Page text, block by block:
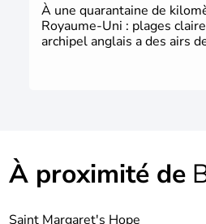
À une quarantaine de
Royaume-Uni : plages
archipel anglais a des airs
À proximité de
Saint Margaret's Hope